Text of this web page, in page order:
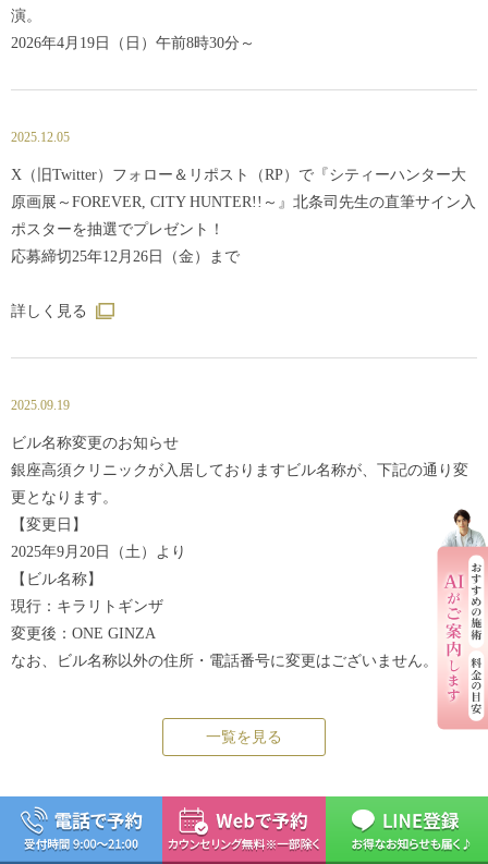
演。
2026年4月19日（日）午前8時30分～
2025.12.05
X（旧Twitter）フォロー＆リポスト（RP）で『シティーハンター大
原画展～FOREVER, CITY HUNTER!!～』北条司先生の直筆サイン入
ポスターを抽選でプレゼント！
応募締切25年12月26日（金）まで
詳しく見る
2025.09.19
ビル名称変更のお知らせ
銀座高須クリニックが入居しておりますビル名称が、下記の通り変
更となります。
【変更日】
2025年9月20日（土）より
【ビル名称】
現行：キラリトギンザ
変更後：ONE GINZA
なお、ビル名称以外の住所・電話番号に変更はございません。
一覧を見る